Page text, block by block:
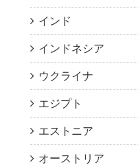
インド
インドネシア
ウクライナ
エジプト
エストニア
オーストリア